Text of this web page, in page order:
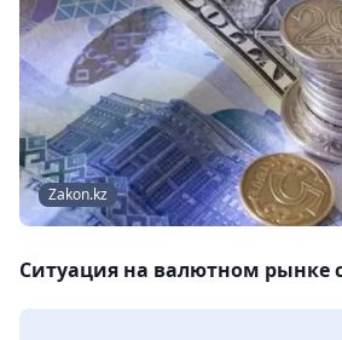
Zakon.kz
Ситуация на валютном рынке